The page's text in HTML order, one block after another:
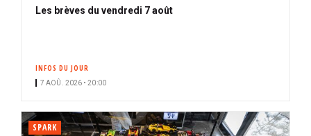
Les brèves du vendredi 7 août
INFOS DU JOUR
7 AOÛ. 2026 • 20:00
SPARK